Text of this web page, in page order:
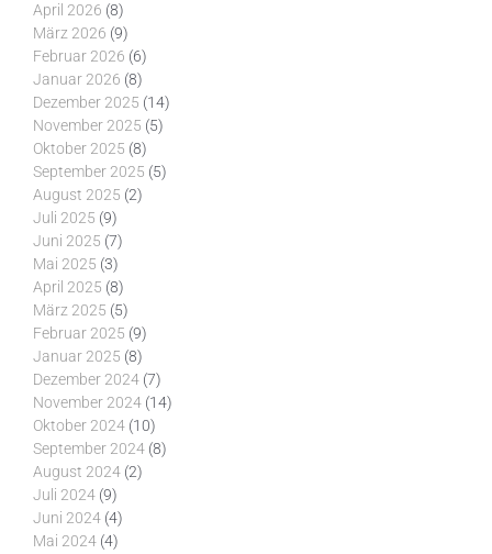
April 2026 (8)
März 2026 (9)
Februar 2026 (6)
Januar 2026 (8)
Dezember 2025 (14)
November 2025 (5)
Oktober 2025 (8)
September 2025 (5)
August 2025 (2)
Juli 2025 (9)
Juni 2025 (7)
Mai 2025 (3)
April 2025 (8)
März 2025 (5)
Februar 2025 (9)
Januar 2025 (8)
Dezember 2024 (7)
November 2024 (14)
Oktober 2024 (10)
September 2024 (8)
August 2024 (2)
Juli 2024 (9)
Juni 2024 (4)
Mai 2024 (4)